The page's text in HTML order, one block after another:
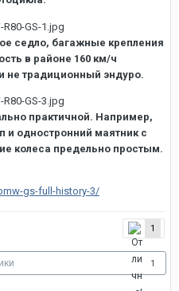
седло, багажные крепления
в районе 160 км/ч
не традиционный эндуро.
практичной. Например,
одностронний маятник с
колеса предельно простым.
gs-full-history-3/
1
1